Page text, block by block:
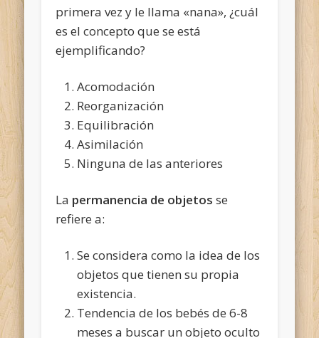
primera vez y le llama «nana», ¿cuál
es el concepto que se está
ejemplificando?
Acomodación
Reorganización
Equilibración
Asimilación
Ninguna de las anteriores
La permanencia de objetos se
refiere a:
Se considera como la idea de los
objetos que tienen su propia
existencia.
Tendencia de los bebés de 6-8
meses a buscar un objeto oculto